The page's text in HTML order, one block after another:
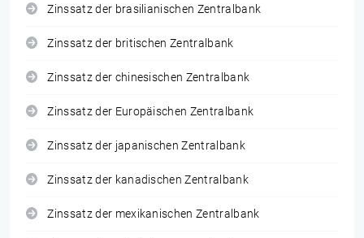
Zinssatz der brasilianischen Zentralbank
Zinssatz der britischen Zentralbank
Zinssatz der chinesischen Zentralbank
Zinssatz der Europäischen Zentralbank
Zinssatz der japanischen Zentralbank
Zinssatz der kanadischen Zentralbank
Zinssatz der mexikanischen Zentralbank